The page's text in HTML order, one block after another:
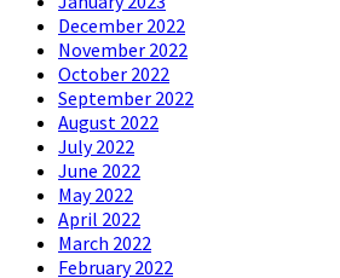
December 2022
November 2022
October 2022
September 2022
August 2022
July 2022
June 2022
May 2022
April 2022
March 2022
February 2022